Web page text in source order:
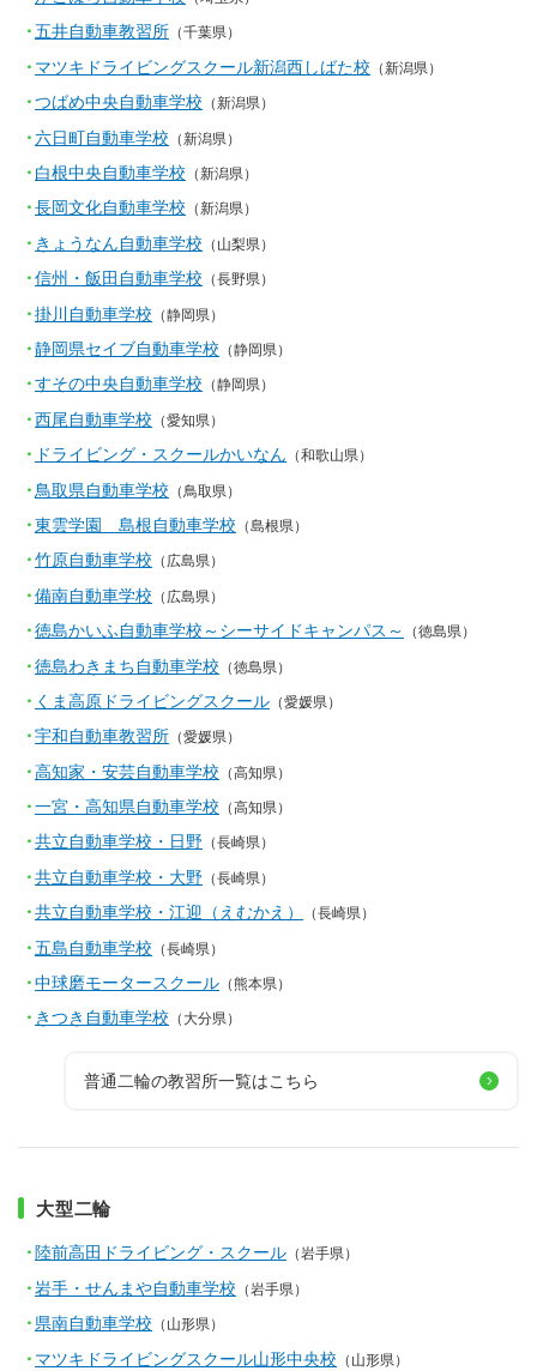
五井自動車教習所 （千葉県）
マツキドライビングスクール新潟西しばた校 （新潟県）
つばめ中央自動車学校 （新潟県）
六日町自動車学校 （新潟県）
白根中央自動車学校 （新潟県）
長岡文化自動車学校 （新潟県）
きょうなん自動車学校 （山梨県）
信州・飯田自動車学校 （長野県）
掛川自動車学校 （静岡県）
静岡県セイブ自動車学校 （静岡県）
すその中央自動車学校 （静岡県）
西尾自動車学校 （愛知県）
ドライビング・スクールかいなん （和歌山県）
鳥取県自動車学校 （鳥取県）
東雲学園 島根自動車学校 （島根県）
竹原自動車学校 （広島県）
備南自動車学校 （広島県）
徳島かいふ自動車学校～シーサイドキャンパス～ （徳島県）
徳島わきまち自動車学校 （徳島県）
くま高原ドライビングスクール （愛媛県）
宇和自動車教習所 （愛媛県）
高知家・安芸自動車学校 （高知県）
一宮・高知県自動車学校 （高知県）
共立自動車学校・日野 （長崎県）
共立自動車学校・大野 （長崎県）
共立自動車学校・江迎（えむかえ） （長崎県）
五島自動車学校 （長崎県）
中球磨モータースクール （熊本県）
きつき自動車学校 （大分県）
普通二輪の教習所一覧はこちら
大型二輪
陸前高田ドライビング・スクール （岩手県）
岩手・せんまや自動車学校 （岩手県）
県南自動車学校 （山形県）
マツキドライビングスクール山形中央校 （山形県）